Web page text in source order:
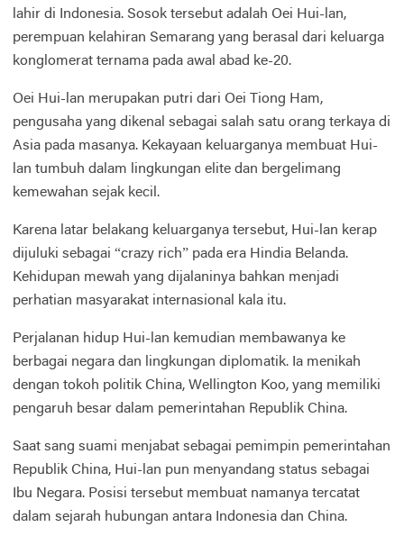
lahir di Indonesia. Sosok tersebut adalah Oei Hui-lan,
perempuan kelahiran Semarang yang berasal dari keluarga
konglomerat ternama pada awal abad ke-20.
Oei Hui-lan merupakan putri dari Oei Tiong Ham,
pengusaha yang dikenal sebagai salah satu orang terkaya di
Asia pada masanya. Kekayaan keluarganya membuat Hui-
lan tumbuh dalam lingkungan elite dan bergelimang
kemewahan sejak kecil.
Karena latar belakang keluarganya tersebut, Hui-lan kerap
dijuluki sebagai “crazy rich” pada era Hindia Belanda.
Kehidupan mewah yang dijalaninya bahkan menjadi
perhatian masyarakat internasional kala itu.
Perjalanan hidup Hui-lan kemudian membawanya ke
berbagai negara dan lingkungan diplomatik. Ia menikah
dengan tokoh politik China, Wellington Koo, yang memiliki
pengaruh besar dalam pemerintahan Republik China.
Saat sang suami menjabat sebagai pemimpin pemerintahan
Republik China, Hui-lan pun menyandang status sebagai
Ibu Negara. Posisi tersebut membuat namanya tercatat
dalam sejarah hubungan antara Indonesia dan China.